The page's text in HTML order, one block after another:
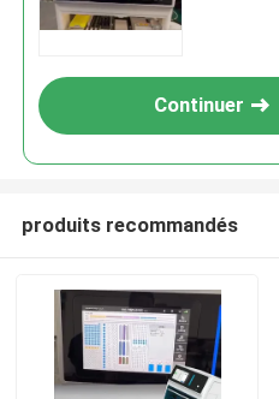
Continuer
produits recommandés